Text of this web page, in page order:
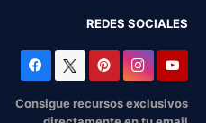
REDES SOCIALES
Consigue recursos exclusivos